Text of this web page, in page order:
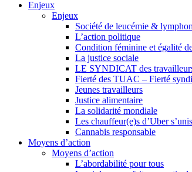
Enjeux
Enjeux
Société de leucémie &
L’action politique
Condition féminine et égalité
La justice sociale
LE SYNDICAT des
Fierté des TUAC – Fierté
Jeunes travailleurs
Justice alimentaire
La solidarité mondiale
Les chauffeur(e)s d’Uber
Cannabis responsable
Moyens d’action
Moyens d’action
L’abordabilité pour tous